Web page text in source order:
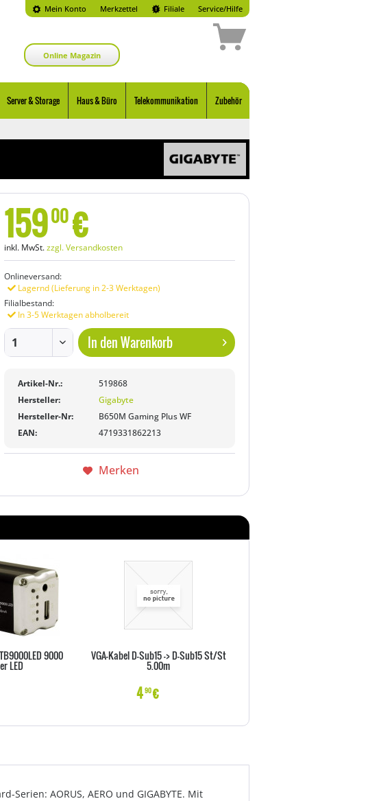
Mein Konto Merkzettel Filiale Service/Hilfe
Online Magazin
Server & Storage Haus & Büro Telekommunikation Zubehör
15900€
inkl. MwSt.zzgl. Versandkosten
Onlineversand:
Lagernd (Lieferung in 2-3 Werktagen)
Filialbestand:
In 3-5 Werktagen abholbereit
In denWarenkorb
Artikel-Nr.:
519868
Hersteller:
Gigabyte
Hersteller-Nr:
B650M Gaming Plus WF
EAN:
4719331862213
Merken
9000
LED
VGA-Kabel D-Sub15 -> D-Sub15 St/St
5.00m
490€
AORUS, AERO und GIGABYTE. Mit